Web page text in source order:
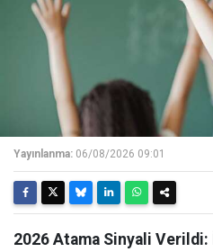
Yayınlanma: 06/08/2026 09:01
2026 Atama Sinyali Verildi: